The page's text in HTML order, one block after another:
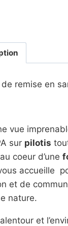
remise en
vue
sur pilotis
coeur d’une
accueille
et de
nature.
et